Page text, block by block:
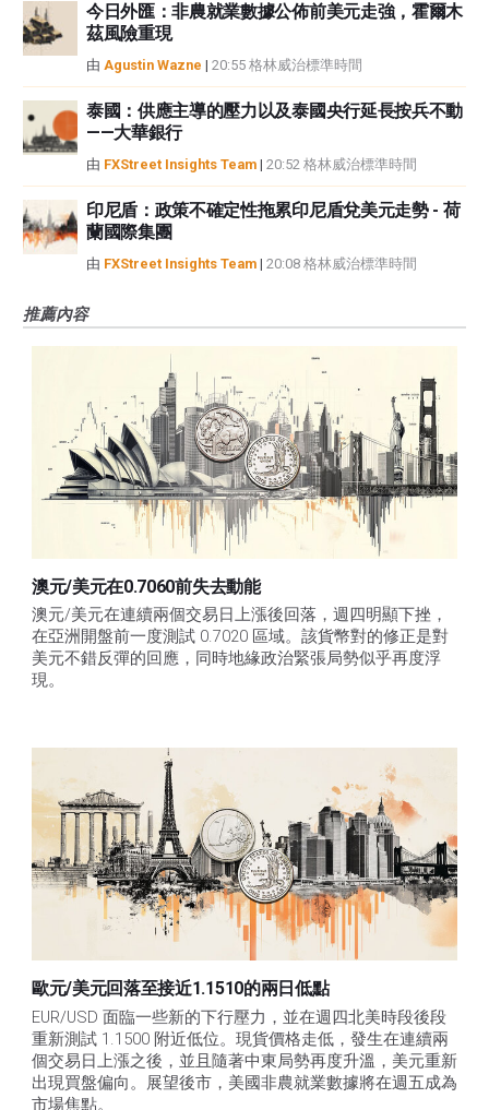
今日外匯：非農就業數據公佈前美元走強，霍爾木
茲風險重現
由 Agustin Wazne | 20:55 格林威治標準時間
泰國：供應主導的壓力以及泰國央行延長按兵不動
——大華銀行
由 FXStreet Insights Team | 20:52 格林威治標準時間
印尼盾：政策不確定性拖累印尼盾兌美元走勢 - 荷
蘭國際集團
由 FXStreet Insights Team | 20:08 格林威治標準時間
推薦內容
澳元/美元在0.7060前失去動能
澳元/美元在連續兩個交易日上漲後回落，週四明顯下挫，
在亞洲開盤前一度測試 0.7020 區域。該貨幣對的修正是對
美元不錯反彈的回應，同時地緣政治緊張局勢似乎再度浮
現。
歐元/美元回落至接近1.1510的兩日低點
EUR/USD 面臨一些新的下行壓力，並在週四北美時段後段
重新測試 1.1500 附近低位。現貨價格走低，發生在連續兩
個交易日上漲之後，並且隨著中東局勢再度升溫，美元重新
出現買盤偏向。展望後市，美國非農就業數據將在週五成為
市場焦點。